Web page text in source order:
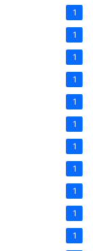
1
1
1
1
1
1
1
1
1
1
1